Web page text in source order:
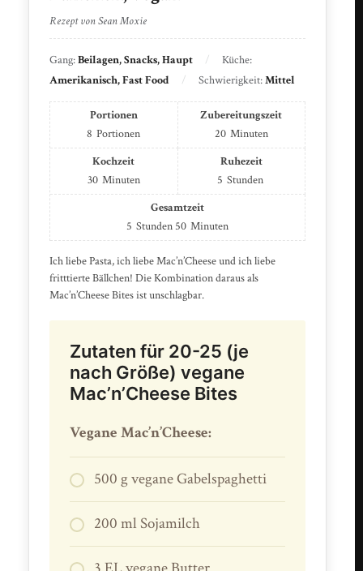
Rezept von Sean Moxie
Gang:Beilagen, Snacks, Haupt
Küche:
Amerikanisch, Fast Food
Schwierigkeit:Mittel
Portionen
8 Portionen
Zubereitungszeit
20 Minuten
Kochzeit
30 Minuten
Ruhezeit
5 Stunden
Gesamtzeit
5 Stunden 50 Minuten
Ich liebe Pasta, ich liebe Mac’n’Cheese und ich liebe
fritttierte Bällchen! Die Kombination daraus als
Mac’n’Cheese Bites ist unschlagbar.
Zutaten für 20-25 (je
nach Größe) vegane
Mac’n’Cheese Bites
Vegane Mac’n’Cheese:
500 g vegane Gabelspaghetti
200 ml Sojamilch